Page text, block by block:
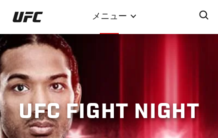
イ
ン
コ
ン
テ
ン
ツ
に
移
動
メニュー
UFC FIGHT NIGHT